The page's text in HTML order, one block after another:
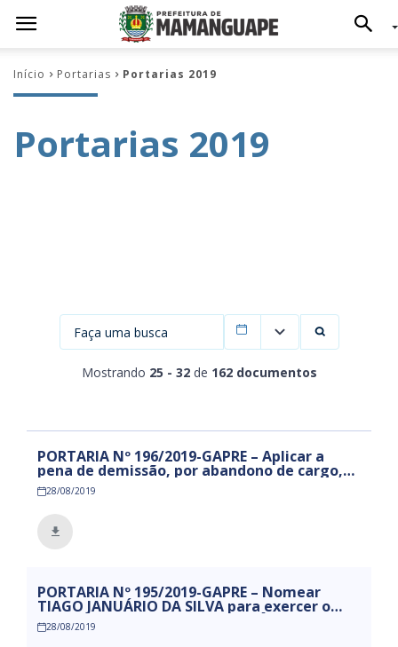
Início Portarias Portarias 2019
Portarias 2019
Mostrando 25 - 32 de 162 documentos
Filtrar por data
PORTARIA Nº 196/2019-GAPRE – Aplicar a
pena de demissão, por abandono de cargo,
ao servidor WELINGTON DE PAIVA
28/08/2019
PORTARIA Nº 195/2019-GAPRE – Nomear
TIAGO JANUÁRIO DA SILVA para exercer o
cargo efetivo de AGENTE DE TRÂNSITO
28/08/2019